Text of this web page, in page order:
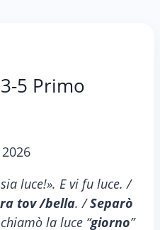
5 Primo
luce!». E vi fu luce. /
tov /bella. /Separò
la luce “giorno”